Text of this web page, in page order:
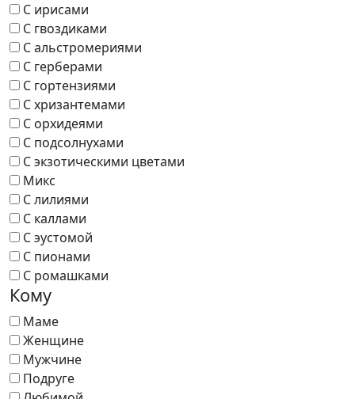
С ирисами
С гвоздиками
С альстромериями
С герберами
С гортензиями
С хризантемами
С орхидеями
С подсолнухами
С экзотическими цветами
Микс
С лилиями
С каллами
С эустомой
С пионами
С ромашками
Кому
Маме
Женщине
Мужчине
Подруге